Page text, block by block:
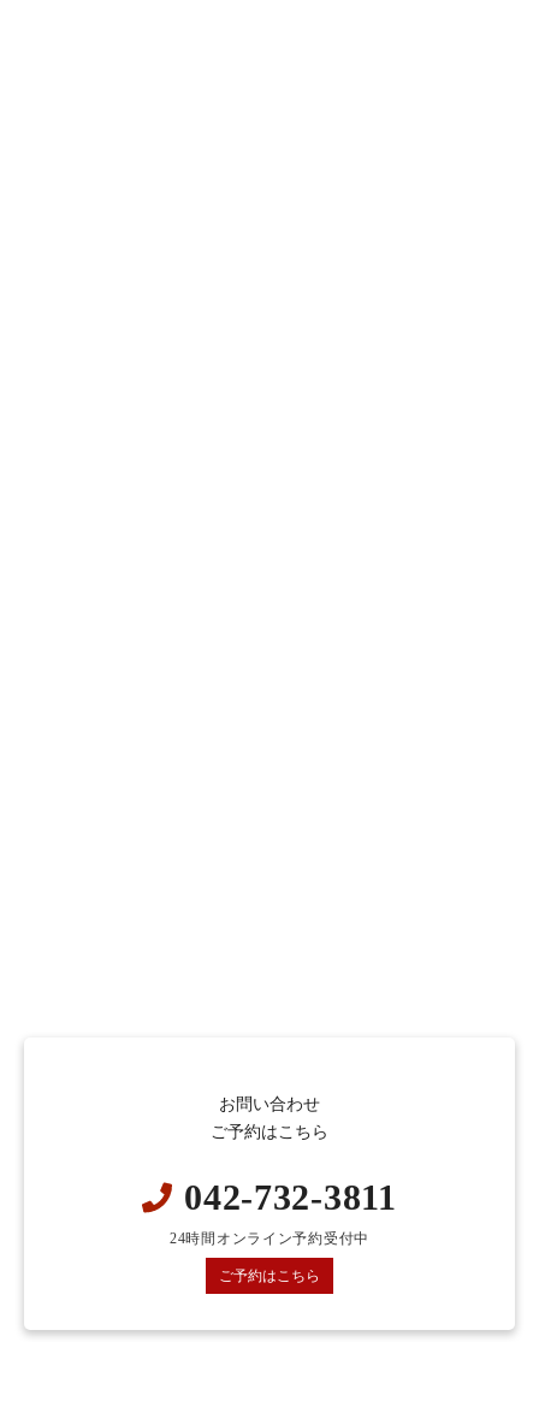
お問い合わせ
ご予約はこちら
042-732-3811
24時間オンライン予約受付中
ご予約はこちら